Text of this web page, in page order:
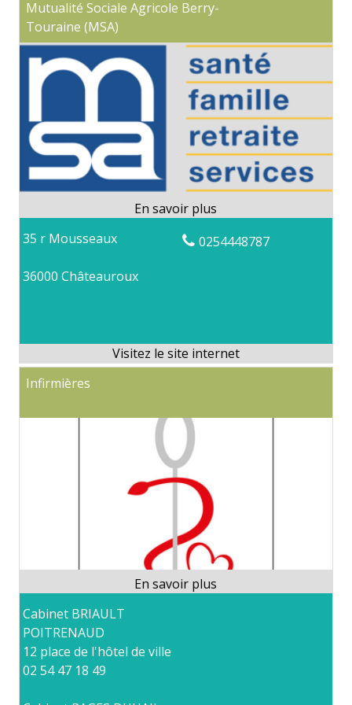
Mutualité Sociale Agricole Berry-
Touraine (MSA)
35 r Mousseaux
36000 Châteauroux
0254448787
Infirmières
Cabinet BRIAULT
POITRENAUD
12 place de l'hôtel de ville
02 54 47 18 49